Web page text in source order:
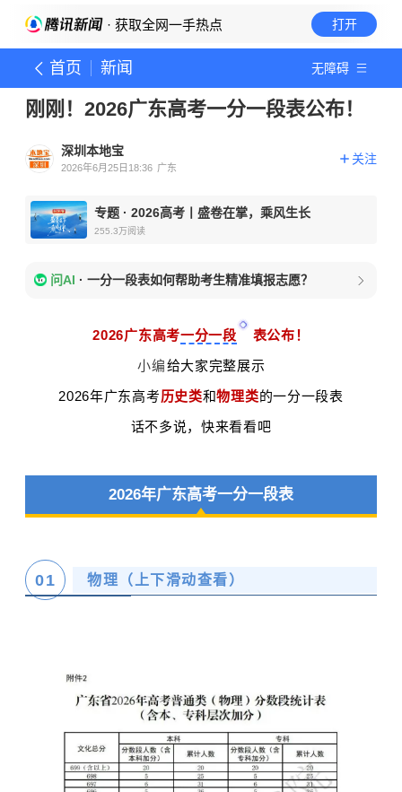
· 获取全网一手热点 打开
首页 新闻 无障碍
刚刚！2026广东高考一分一段表公布！
深圳本地宝
2026年6月25日18:36 广东
关注
专题 · 2026高考丨盛卷在掌，乘风生长
255.3万阅读
问AI · 一分一段表如何帮助考生精准填报志愿？
2026广东高考一分一段
表公布！
小编给大家完整展示
2026年广东高考历史类和物理类的一分一段表
话不多说，快来看看吧
2026年广东高考一分一段表
01 物理（上下滑动查看）